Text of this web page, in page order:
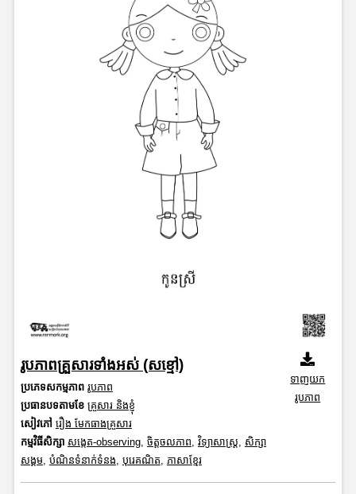
រូបភាពគ្រួសារទាំងអស់ (សខ្មៅ)
ប្រភេទសកម្មភាព រូបភាព
ប្រធានបទតាមខែ គ្រួសារ និងខ្ញុំ
សៀវភៅ រឿង មែកធាងគ្រួសារ
កម្មវិធីសិក្សា សង្កេត-observing, ចិត្តចលភាព, វិទ្យាសាស្រ្ត, សិក្សា
សង្គម, បំណិនទំនាក់ទំនង, បុរេគណិត, ភាសាខ្មែរ
ទាញយក
រូបភាព